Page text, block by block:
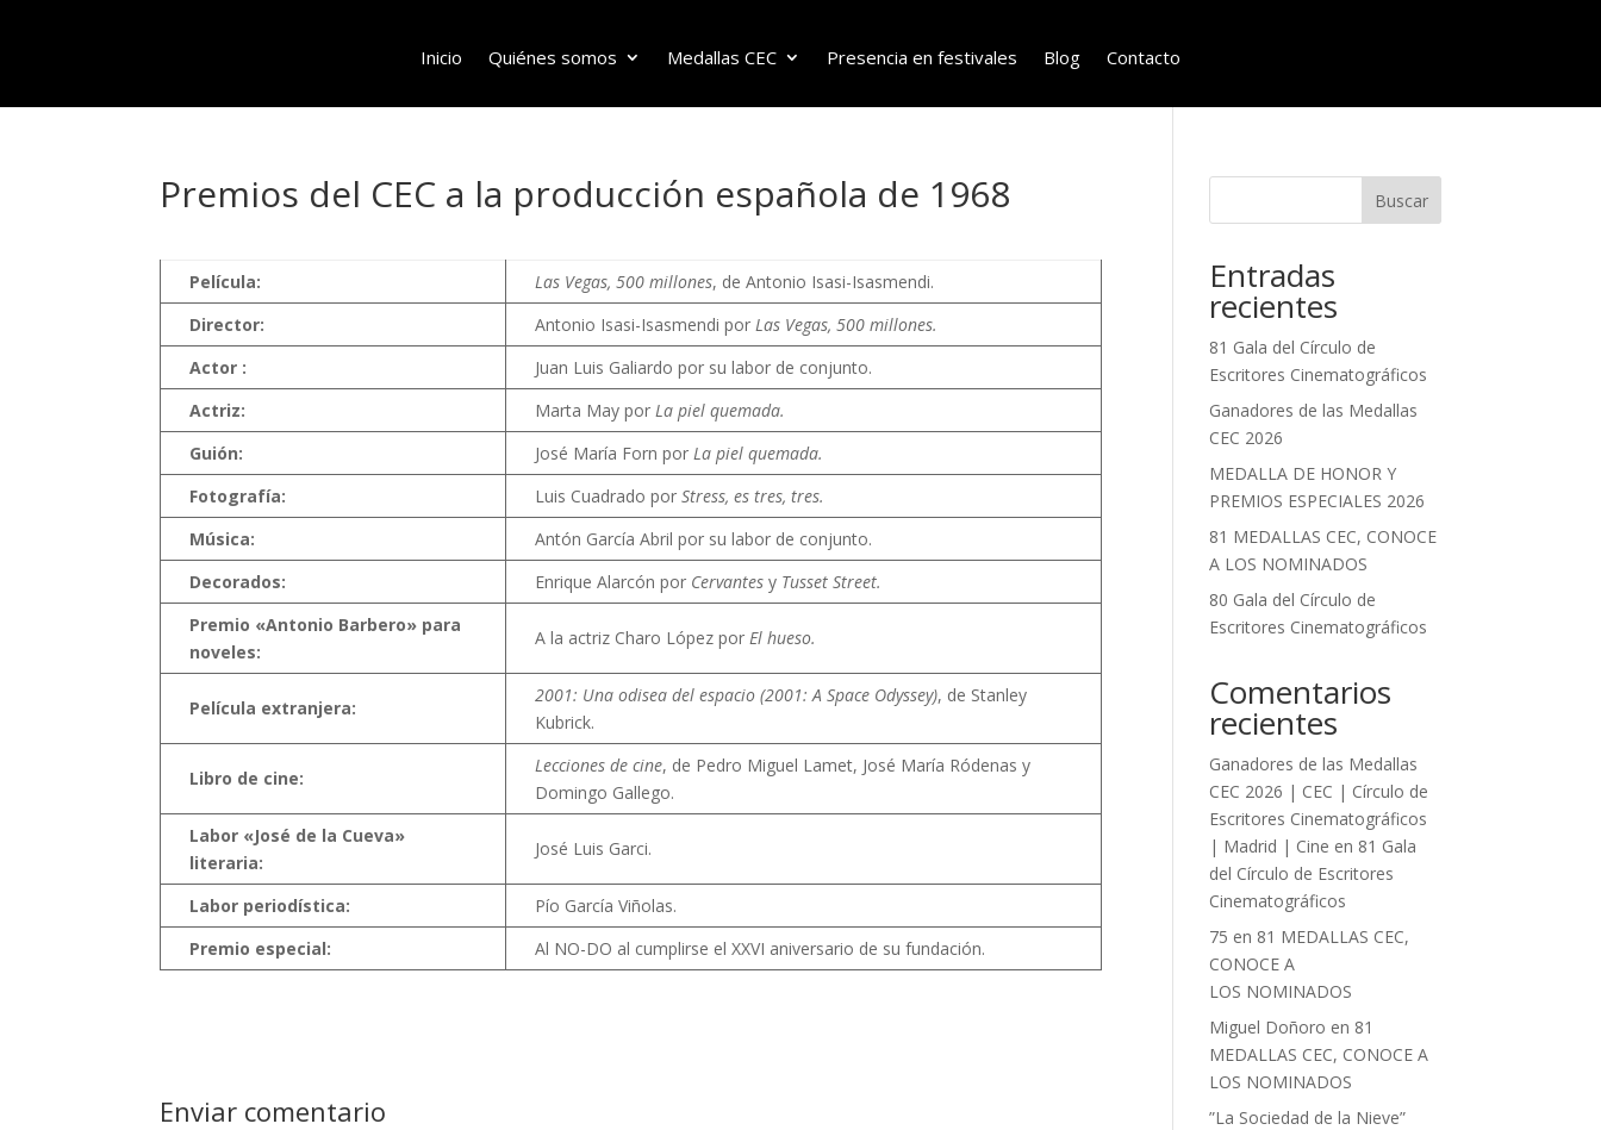
Inicio Quiénes somos Medallas CEC Presencia en festivales Blog Contacto
Premios del CEC a la producción española de 1968
Película: Las Vegas, 500 millones, de Antonio Isasi-Isasmendi.
Director:
Antonio Isasi-Isasmendi por Las Vegas, 500 millones.
Actor :
Juan Luis Galiardo por su labor de conjunto.
Actriz:
Marta May por La piel quemada.
Guión:
José María Forn por La piel quemada.
Fotografía:
Luis Cuadrado porStress, es tres, tres.
Música:
Antón García Abril por su labor de conjunto.
Decorados:
Enrique Alarcón por Cervantes y Tusset Street.
Premio «Antonio Barbero» para
noveles:
A la actriz Charo López por El hueso.
Película extranjera:
2001: Una odisea del espacio (2001: A Space Odyssey), de Stanley
Kubrick.
Libro de cine:
Lecciones de cine, de Pedro Miguel Lamet, José María Ródenas y
Domingo Gallego.
Labor «José de la Cueva»
literaria:
José Luis Garci.
Labor periodística:
Pío García Viñolas.
Premio especial:
Al NO-DO al cumplirse el XXVI aniversario de su fundación.
Enviar comentario
Buscar
Entradas
recientes
81 Gala del Círculo de
Escritores Cinematográficos
Ganadores de las Medallas
CEC 2026
MEDALLA DE HONOR Y
PREMIOS ESPECIALES 2026
81 MEDALLAS CEC, CONOCE
A LOS NOMINADOS
80 Gala del Círculo de
Escritores Cinematográficos
Comentarios
recientes
Ganadores de las Medallas
CEC 2026 | CEC | Círculo de
Escritores Cinematográficos
| Madrid | Cine en 81 Gala
del Círculo de Escritores
Cinematográficos
75 en 81 MEDALLAS CEC,
CONOCE A
LOS NOMINADOS
Miguel Doñoro en 81
MEDALLAS CEC, CONOCE A
LOS NOMINADOS
”La Sociedad de la Nieve”